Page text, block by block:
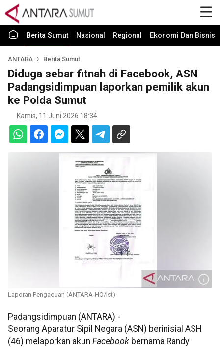
Berita Sumut Nasional Regional Ekonomi Dan Bisnis
ANTARA Berita Sumut
Diduga sebar fitnah di Facebook, ASN
Padangsidimpuan laporkan pemilik akun
ke Polda Sumut
Kamis, 11 Juni 2026 18:34
Laporan Pengaduan (ANTARA-HO/Ist)
Padangsidimpuan (ANTARA) -
Seorang Aparatur Sipil Negara (ASN) berinisial ASH
(46) melaporkan akun Facebook bernama Randy